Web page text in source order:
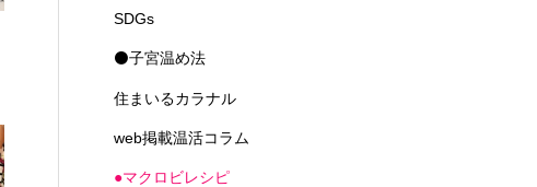
SDGs
⚫子宮温め法
住まいるカラナル
web掲載温活コラム
●マクロビレシピ